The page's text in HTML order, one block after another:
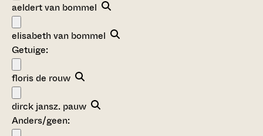
aeldert van bommel
elisabeth van bommel
Getuige:
floris de rouw
dirck jansz. pauw
Anders/geen: